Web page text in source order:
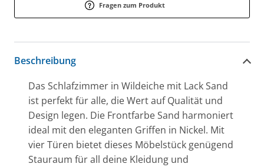
Fragen zum Produkt
Beschreibung
Das Schlafzimmer in Wildeiche mit Lack Sand
ist perfekt für alle, die Wert auf Qualität und
Design legen. Die Frontfarbe Sand harmoniert
ideal mit den eleganten Griffen in Nickel. Mit
vier Türen bietet dieses Möbelstück genügend
Stauraum für all deine Kleidung und